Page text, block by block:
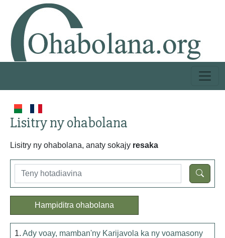
Lisitry ny ohabolana
Lisitry ny ohabolana, anaty sokajy resaka
Hampiditra ohabolana
1. Ady voay, mamban'ny Karijavola ka ny voamasony